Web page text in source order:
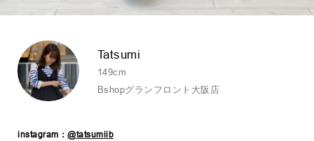
Tatsumi
149cm
Bshopグランフロント大阪店
instagram： @tatsumiib